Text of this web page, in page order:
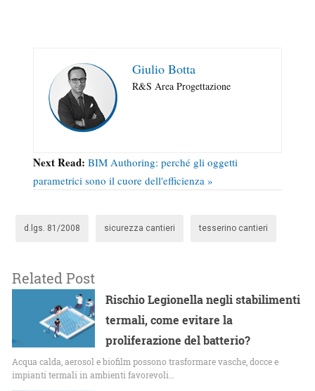
Giulio Botta
R&S Area Progettazione
Next Read: BIM Authoring: perché gli oggetti
parametrici sono il cuore dell'efficienza »
d.lgs. 81/2008 sicurezza cantieri tesserino cantieri
Related Post
Rischio Legionella negli stabilimenti
termali, come evitare la
proliferazione del batterio?
Acqua calda, aerosol e biofilm possono trasformare vasche, docce e
impianti termali in ambienti favorevoli…